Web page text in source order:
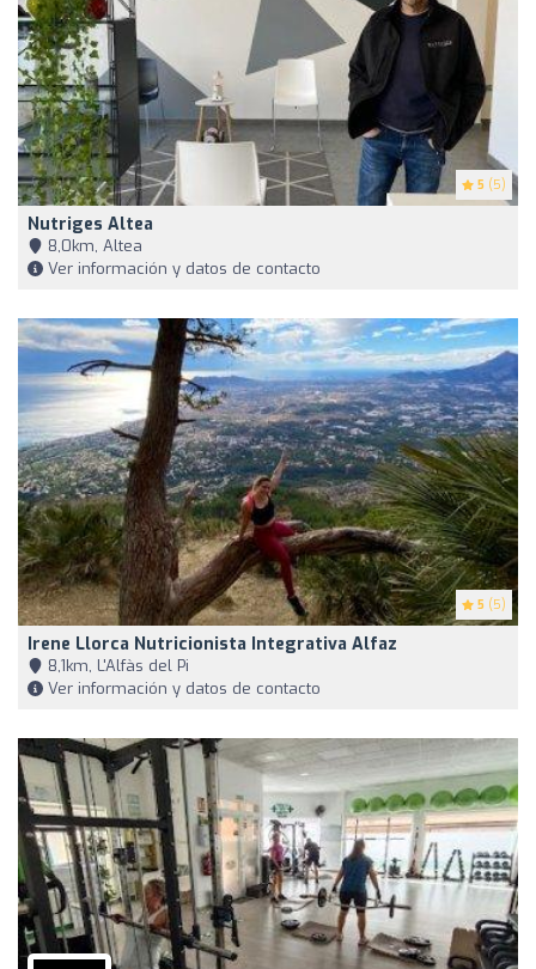
5 (5)
Nutriges Altea
8,0km, Altea
Ver información y datos de contacto
5 (5)
Irene Llorca Nutricionista Integrativa Alfaz
8,1km, L'Alfàs del Pi
Ver información y datos de contacto